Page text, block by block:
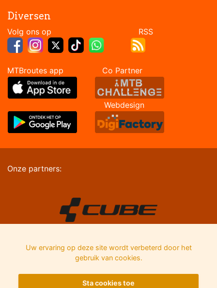
Diversen
Volg ons op RSS
MTBroutes app Co Partner
Webdesign
Onze partners:
Uw ervaring op deze site wordt verbeterd door het
gebruik van cookies.
Sta cookies toe